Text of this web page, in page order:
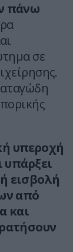
πάνω
σε
υπεροχή
υπάρξει
εισβολή
από
και